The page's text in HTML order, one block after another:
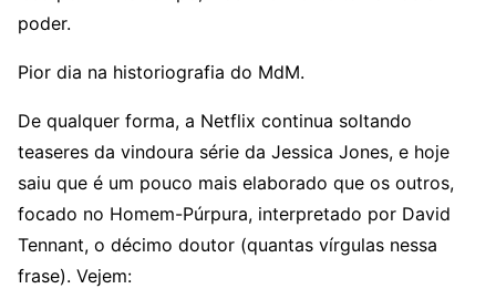
poder.
Pior dia na historiografia do MdM.
De qualquer forma, a Netflix continua soltando
teaseres da vindoura série da Jessica Jones, e hoje
saiu que é um pouco mais elaborado que os outros,
focado no Homem-Púrpura, interpretado por David
Tennant, o décimo doutor (quantas vírgulas nessa
frase). Vejem: